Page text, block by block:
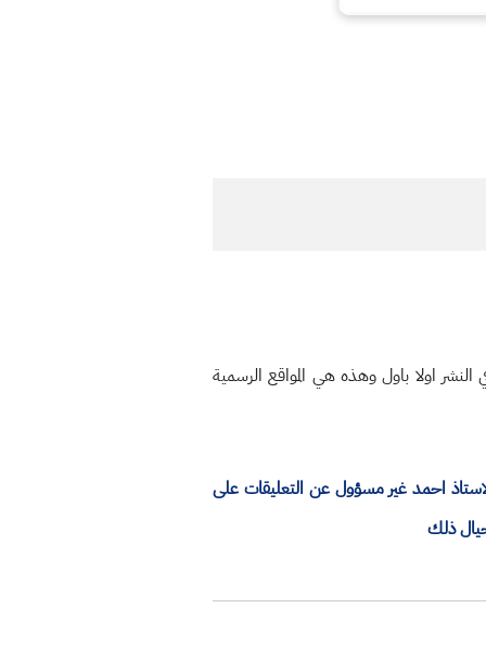
اولا باول وهذه هي المواقع الرسمية
احمد غير مسؤول عن التعليقات على
ذلك